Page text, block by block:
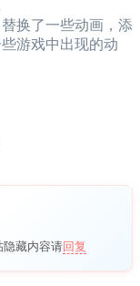
换了一些动画，添
游戏中出现的动
隐藏内容请回复